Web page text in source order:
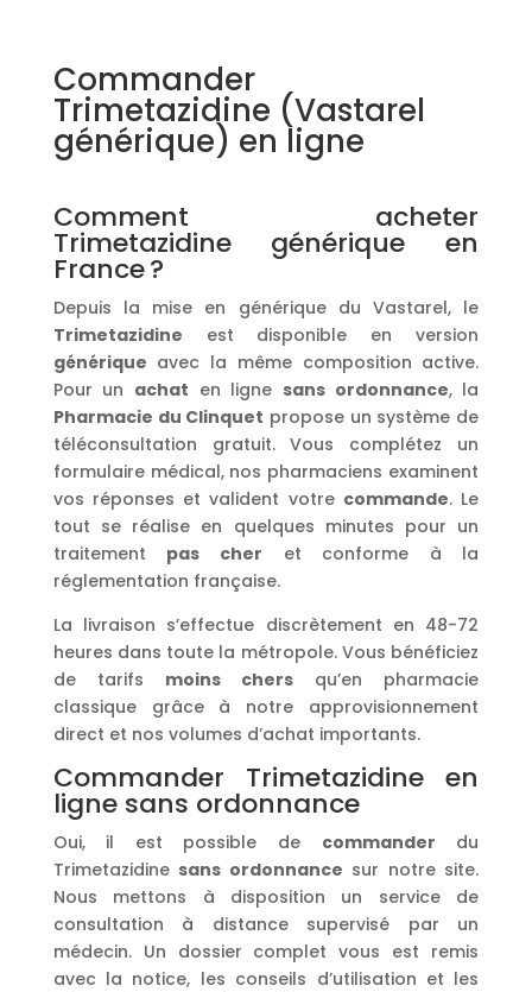
Commander
Trimetazidine (Vastarel
générique) en ligne
Comment acheter
Trimetazidine générique en
France ?
Depuis la mise en générique du Vastarel, le
Trimetazidine est disponible en version
générique avec la même composition active.
Pour un achat en ligne sans ordonnance, la
Pharmacie du Clinquet propose un système de
téléconsultation gratuit. Vous complétez un
formulaire médical, nos pharmaciens examinent
vos réponses et valident votre commande. Le
tout se réalise en quelques minutes pour un
traitement pas cher et conforme à la
réglementation française.
La livraison s’effectue discrètement en 48-72
heures dans toute la métropole. Vous bénéficiez
de tarifs moins chers qu’en pharmacie
classique grâce à notre approvisionnement
direct et nos volumes d’achat importants.
Commander Trimetazidine en
ligne sans ordonnance
Oui, il est possible de commander du
Trimetazidine sans ordonnance sur notre site.
Nous mettons à disposition un service de
consultation à distance supervisé par un
médecin. Un dossier complet vous est remis
avec la notice, les conseils d’utilisation et les